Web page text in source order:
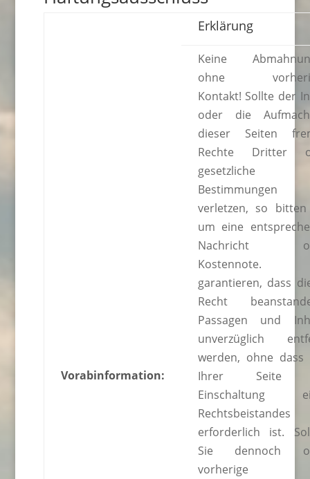
Erklärung
Vorabinformation:
Keine
ohne
Kontakt! Sollte der
oder die
dieser Seiten
Rechte Dritter
gesetzliche
Bestimmungen
verletzen, so
um eine
Nachricht
Kostennote.
garantieren, dass
Recht
Passagen und
unverzüglich
werden, ohne dass
Ihrer Seite
Einschaltung
Rechtsbeistandes
erforderlich ist.
Sie dennoch
vorherige